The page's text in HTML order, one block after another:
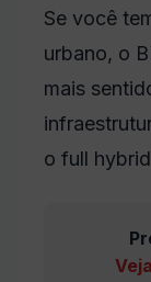
Se você
urbano, o
mais
o full